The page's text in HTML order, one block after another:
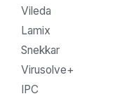
Vileda
Lamix
Snekkar
Virusolve+
IPC